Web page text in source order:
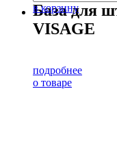
в корзину
База для
VISAGE
подробнее
о товаре